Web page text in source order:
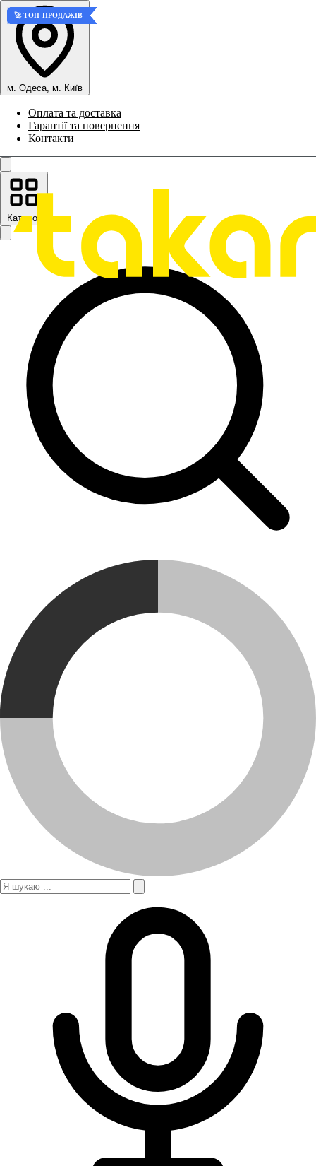
м. Одеса, м. Київ
Оплата та доставка
Гарантії та повернення
Контакти
Каталог
🚀 ТОП ПРОДАЖІВ
🚀 ТОП ПРОДАЖІВ
🚀 ТОП ПРОДАЖІВ
🚀 ТОП ПРОДАЖІВ